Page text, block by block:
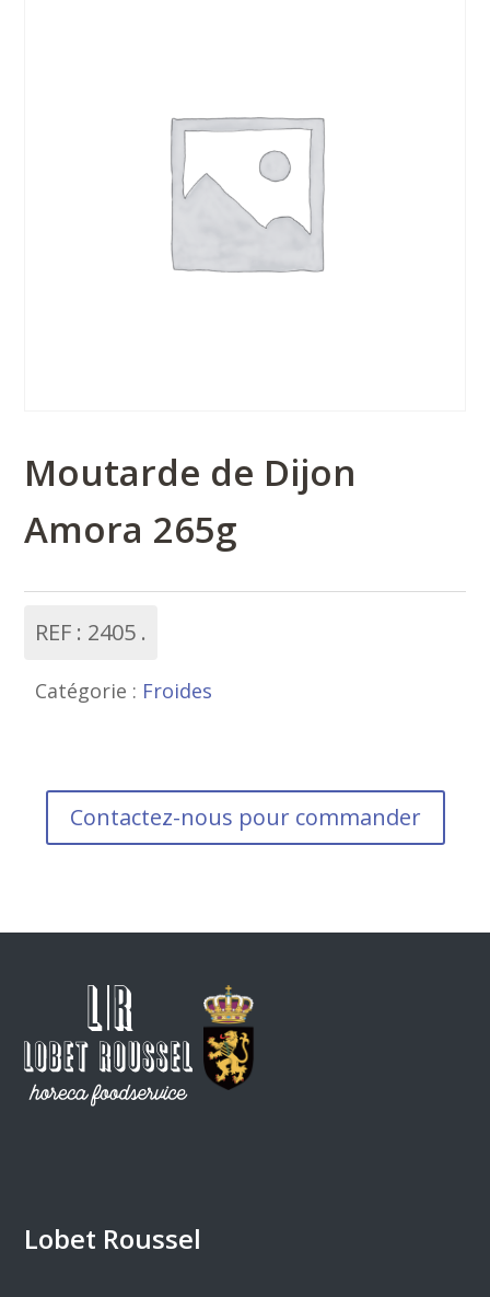
Moutarde de Dijon
Amora 265g
REF : 2405
Catégorie : Froides
Contactez-nous pour commander
Lobet Roussel